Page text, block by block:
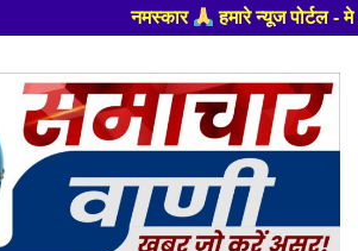
हमारे न्यूज पोर्टल - मे आपका स्वागत हैं ,यहाँ